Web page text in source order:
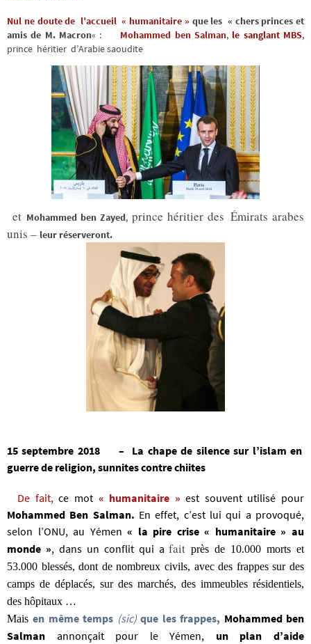
Nul ne doute de l’accueil « humanitaire » que les « chers princes et
amis de M. Macron« : Mohammed ben Salman, le sanglant MBS,
prince héritier d’Arabie saoudite
et Mohammed ben Zayed, prince héritier des Émirats arabes
unis – leur réserveront.
15 septembre 2018– La chape de silence sur l’islam en
guerre de religion, sunnites contre chiites
De fait,ce mot « humanitaire » est souvent utilisé pour
Mohammed Ben Salman. En effet, c’est lui qui a provoqué,
selon l’ONU, au Yémen« la pire crise « humanitaire » au
monde », dans un conflit qui afaitprès de 10.000 morts et
53.000 blessés, dont de nombreux civils, avec des frappes sur des
camps de déplacés, sur des marchés, des immeubles résidentiels,
des hôpitaux …
Maisen même temps (sic)que les frappes, Mohammed ben
Salman annonçait pour le Yémen, un plan d’aide